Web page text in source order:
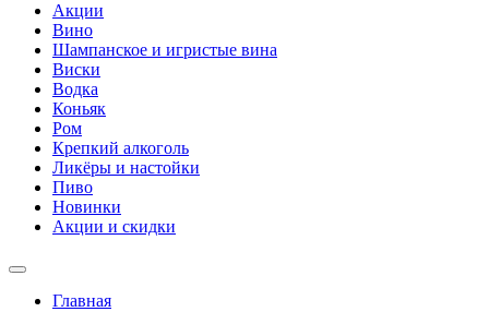
Акции
Вино
Шампанское и игристые вина
Виски
Водка
Коньяк
Ром
Крепкий алкоголь
Ликёры и настойки
Пиво
Новинки
Акции и скидки
Главная